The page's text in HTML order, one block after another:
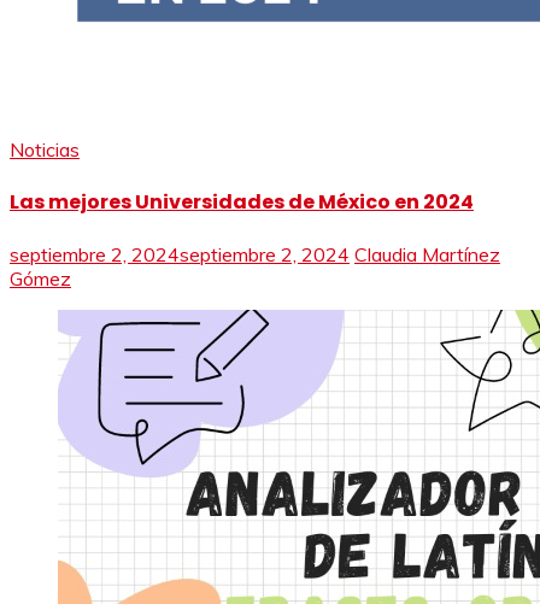
Noticias
Las mejores Universidades de México en 2024
septiembre 2, 2024septiembre 2, 2024 Claudia Martínez
Gómez